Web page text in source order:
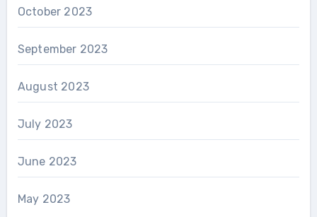
October 2023
September 2023
August 2023
July 2023
June 2023
May 2023